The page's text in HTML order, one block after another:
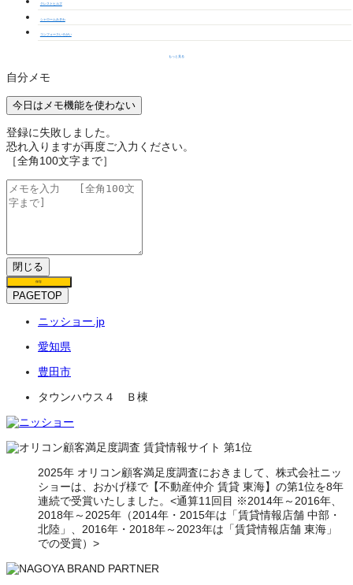
クレストヒルズ
シャロームみぎわ
コンフォースいそがい
もっと見る
自分メモ
今日はメモ機能を使わない
登録に失敗しました。
恐れ入りますが再度ご入力ください。
［全角100文字まで］
閉じる
保存
PAGETOP
ニッショー.jp
愛知県
豊田市
タウンハウス４ Ｂ棟
2025年 オリコン顧客満足度調査におきまして、株式会社ニッ
ショーは、おかげ様で【不動産仲介 賃貸 東海】の第1位を8年
連続で受賞いたしました。<通算11回目 ※2014年～2016年、
2018年～2025年（2014年・2015年は「賃貸情報店舗 中部・
北陸」、2016年・2018年～2023年は「賃貸情報店舗 東海」
での受賞）>